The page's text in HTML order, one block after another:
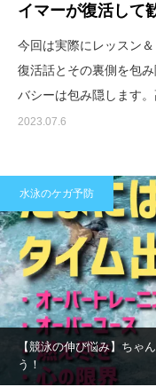
イマーが復活して
今回は実際にレッスン
復活話とその裏側を包
バシーは包み隠します
2023.07.6
水泳のケガ予防
【競泳の伸び悩み】ちゃ
う！